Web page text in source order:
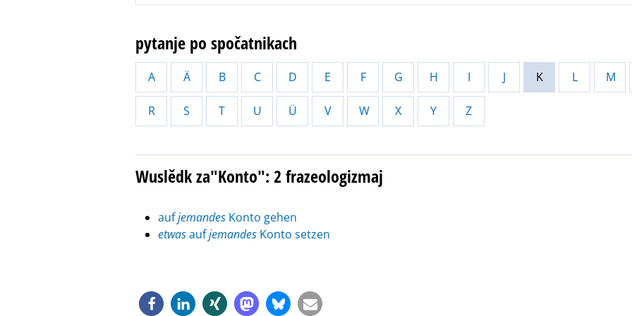
pytanje po spočatnikach
A Ä B C D E F G H I J K L M
R S T U Ü V W X Y Z
Wuslědk za"Konto": 2 frazeologizmaj
aufjemandes Konto gehen
etwasaufjemandes Konto setzen